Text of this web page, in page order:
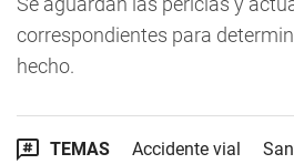
correspondientes para
hecho.
TEMAS Accidente vial